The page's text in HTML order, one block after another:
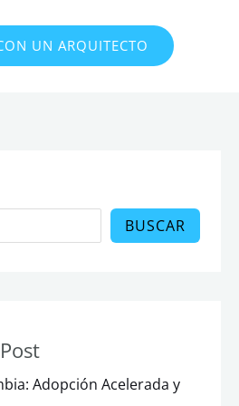
UN ARQUITECTO
BUSCAR
Adopción Acelerada y